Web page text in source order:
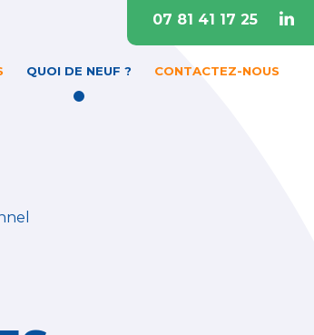
QUOI DE NEUF ? CONTACTEZ-NOUS
07 81 41 17 25